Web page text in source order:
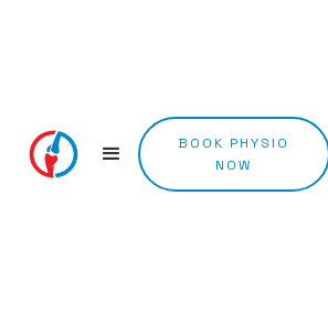
BOOK PHYSIO
NOW